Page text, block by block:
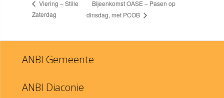
Viering – Stille
Zaterdag
Bijeenkomst OASE – Pasen op
dinsdag, met PCOB
ANBI Gemeente
ANBI Diaconie